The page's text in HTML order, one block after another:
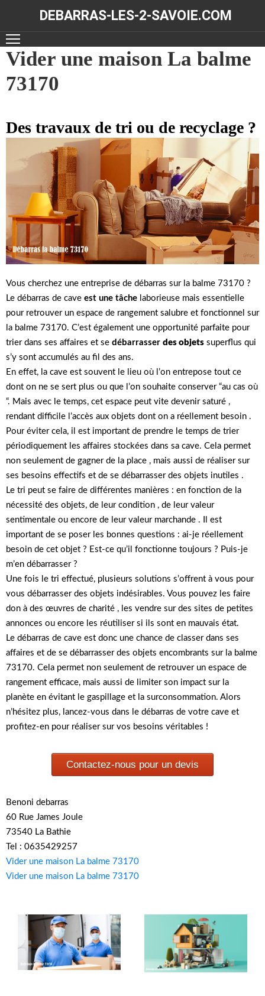
DEBARRAS-LES-2-SAVOIE.COM
ACCUEIL
DÉBARRAS
Vider une maison La balme
73170
Des travaux de tri ou de recyclage ?
Vous cherchez une entreprise de débarras sur la balme 73170 ?
Le débarras de cave est une tâche laborieuse mais essentielle
pour retrouver un espace de rangement salubre et fonctionnel sur
la balme 73170. C’est également une opportunité parfaite pour
trier dans ses affaires et se débarrasser des objets superflus qui
s’y sont accumulés au fil des ans.
En effet, la cave est souvent le lieu où l’on entrepose tout ce
dont on ne se sert plus ou que l’on souhaite conserver “au cas où
“. Mais avec le temps, cet espace peut vite devenir saturé ,
rendant difficile l’accès aux objets dont on a réellement besoin .
Pour éviter cela, il est important de prendre le temps de trier
périodiquement les affaires stockées dans sa cave. Cela permet
non seulement de gagner de la place , mais aussi de réaliser sur
ses besoins effectifs et de se débarrasser des objets inutiles .
Le tri peut se faire de différentes manières : en fonction de la
nécessité des objets, de leur condition , de leur valeur
sentimentale ou encore de leur valeur marchande . Il est
important de se poser les bonnes questions : ai-je réellement
besoin de cet objet ? Est-ce qu’il fonctionne toujours ? Puis-je
m’en débarrasser ?
Une fois le tri effectué, plusieurs solutions s’offrent à vous pour
vous débarrasser des objets indésirables. Vous pouvez les faire
don à des œuvres de charité , les vendre sur des sites de petites
annonces ou encore les réutiliser si ils sont en mauvais état.
Le débarras de cave est donc une chance de classer dans ses
affaires et de se débarrasser des objets encombrants sur la balme
73170. Cela permet non seulement de retrouver un espace de
rangement efficace, mais aussi de limiter son impact sur la
planète en évitant le gaspillage et la surconsommation. Alors
n’hésitez plus, lancez-vous dans le débarras de votre cave et
profitez-en pour réaliser sur vos besoins véritables !
Contactez-nous pour un devis
Benoni debarras
60 Rue James Joule
73540 La Bathie
Tel : 0635429257
Vider une maison La balme 73170
Vider une maison La balme 73170